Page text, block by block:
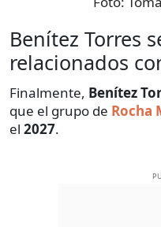
Benítez Torres
relacionados
Finalmente, Benítez
que el grupo de Rocha
el 2027.